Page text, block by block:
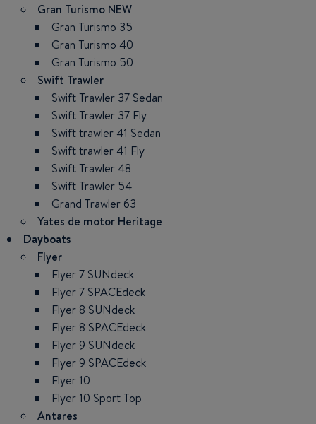
Gran Turismo NEW
Gran Turismo 35
Gran Turismo 40
Gran Turismo 50
Swift Trawler
Swift Trawler 37 Sedan
Swift Trawler 37 Fly
Swift trawler 41 Sedan
Swift trawler 41 Fly
Swift Trawler 48
Swift Trawler 54
Grand Trawler 63
Yates de motor Heritage
Dayboats
Flyer
Flyer 7 SUNdeck
Flyer 7 SPACEdeck
Flyer 8 SUNdeck
Flyer 8 SPACEdeck
Flyer 9 SUNdeck
Flyer 9 SPACEdeck
Flyer 10
Flyer 10 Sport Top
Antares